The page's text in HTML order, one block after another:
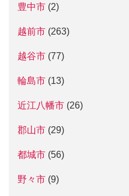
豊中市 (2)
越前市 (263)
越谷市 (77)
輪島市 (13)
近江八幡市 (26)
郡山市 (29)
都城市 (56)
野々市 (9)